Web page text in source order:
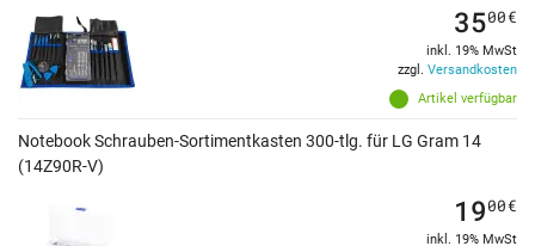
Artikel verfügbar
3500€
inkl. 19% MwSt
zzgl. Versandkosten
Notebook Schrauben-Sortimentkasten 300-tlg. für LG Gram 14
(14Z90R-V)
1900€
inkl. 19% MwSt